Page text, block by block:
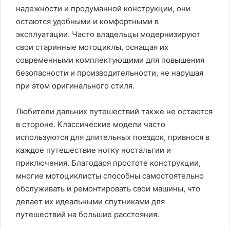
надежности и продуманной конструкции, они
остаются удобными и комфортными в
эксплуатации. Часто владельцы модернизируют
свои старинные мотоциклы, оснащая их
современными комплектующими для повышения
безопасности и производительности, не нарушая
при этом оригинального стиля.
Любители дальних путешествий также не остаются
в стороне. Классические модели часто
используются для длительных поездок, привнося в
каждое путешествие нотку ностальгии и
приключения. Благодаря простоте конструкции,
многие мотоциклисты способны самостоятельно
обслуживать и ремонтировать свои машины, что
делает их идеальными спутниками для
путешествий на большие расстояния.